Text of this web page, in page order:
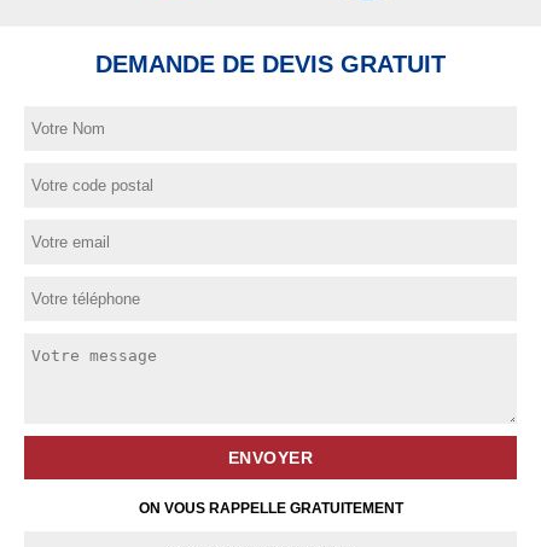
DEMANDE DE DEVIS GRATUIT
ON VOUS RAPPELLE GRATUITEMENT